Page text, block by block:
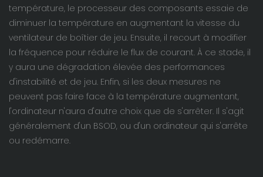
température, le processeur des composants essaie de
diminuer la température en augmentant la vitesse du
ventilateur de boîtier de jeu. Ensuite, il recourt à modifier
la fréquence pour réduire le flux de courant. À ce stade, il
y aura une dégradation élevée des performances
d'instabilité et de jeu. Enfin, si les deux mesures ne
peuvent pas faire face à la température augmentant,
l'ordinateur n'aura d'autre choix que de s'arrêter. Il s'agit
généralement d'un BSOD, ou d'un ordinateur qui s'arrête
ou redémarre.